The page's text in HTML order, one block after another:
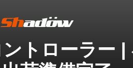
トローラー |